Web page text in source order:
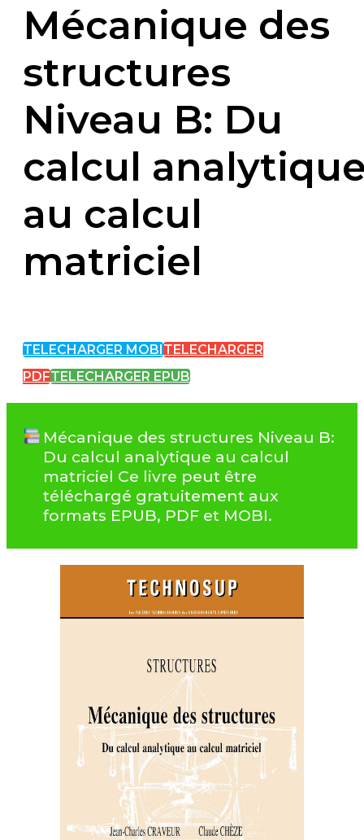
Mécanique des
structures
Niveau B: Du
calcul
au calcul
matriciel
TELECHARGER MOBI TELECHARGER
PDFTELECHARGER EPUB
Mécanique des structures Niveau B:
Du calcul analytique au calcul
matriciel Ce livre peut être
téléchargé gratuitement aux
formats EPUB, PDF et MOBI.